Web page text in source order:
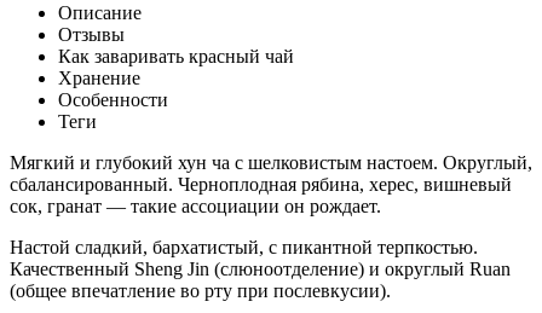
Описание
Отзывы
Как заваривать красный чай
Хранение
Особенности
Теги
Мягкий и глубокий хун ча с шелковистым настоем. Округлый,
сбалансированный. Черноплодная рябина, херес, вишневый
сок, гранат — такие ассоциации он рождает.
Настой сладкий, бархатистый, с пикантной терпкостью.
Качественный Sheng Jin (слюноотделение) и округлый Ruan
(общее впечатление во рту при послевкусии).